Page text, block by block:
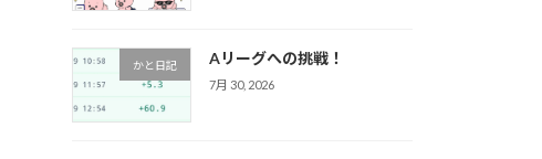
かと日記 Aリーグへの挑戦！
7月 30, 2026